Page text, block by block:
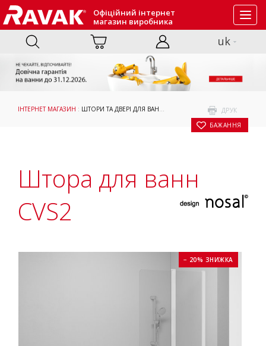
Офіційний інтернет
магазин виробника
uk
ДРУК
БАЖАННЯ
ІНТЕРНЕТ МАГАЗИН : ШТОРИ ТА ДВЕРІ ДЛЯ ВАНН ПРИЙМАННЯ ВАННИ: ШТОРА
Штора для ванн
CVS2
− 20% ЗНИЖКА